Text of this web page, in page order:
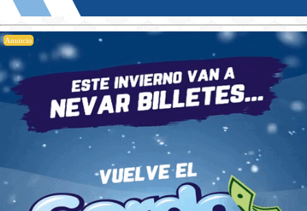
Anuncio